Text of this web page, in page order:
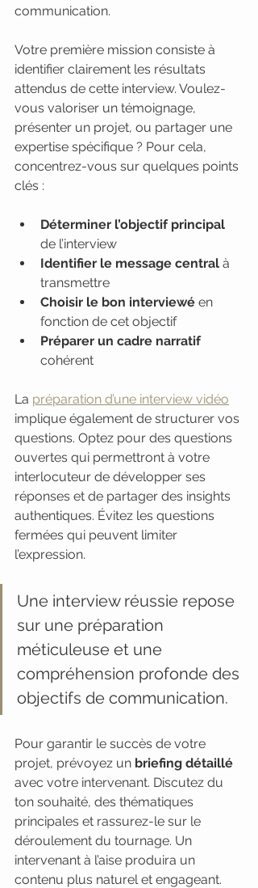
communication.
Votre première mission consiste à
identifier clairement les résultats
attendus de cette interview. Voulez-
vous valoriser un témoignage,
présenter un projet, ou partager une
expertise spécifique ? Pour cela,
concentrez-vous sur quelques points
clés :
Déterminer l’objectif principal
de l’interview
Identifier le message central à
transmettre
Choisir le bon interviewé en
fonction de cet objectif
Préparer un cadre narratif
cohérent
La préparation d’une interview vidéo
implique également de structurer vos
questions. Optez pour des questions
ouvertes qui permettront à votre
interlocuteur de développer ses
réponses et de partager des insights
authentiques. Évitez les questions
fermées qui peuvent limiter
l’expression.
Une interview réussie repose
sur une préparation
méticuleuse et une
compréhension profonde des
objectifs de communication.
Pour garantir le succès de votre
projet, prévoyez un briefing détaillé
avec votre intervenant. Discutez du
ton souhaité, des thématiques
principales et rassurez-le sur le
déroulement du tournage. Un
intervenant à l’aise produira un
contenu plus naturel et engageant.